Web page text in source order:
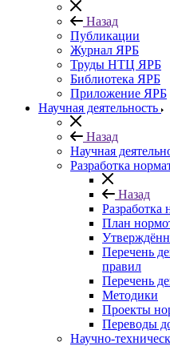
Назад
Публикации
Журнал ЯРБ
Труды НТЦ ЯРБ
Библиотека ЯРБ
Приложение ЯРБ
Научная деятельность
Назад
Научная
Разработка
Назад
Разработка
План
Перечень
правил
Перечень
Методики
Проекты
Переводы
Научно-